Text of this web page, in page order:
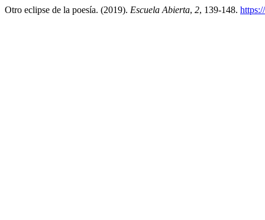
Otro eclipse de la poesía. (2019). Escuela Abierta, 2, 139-148.